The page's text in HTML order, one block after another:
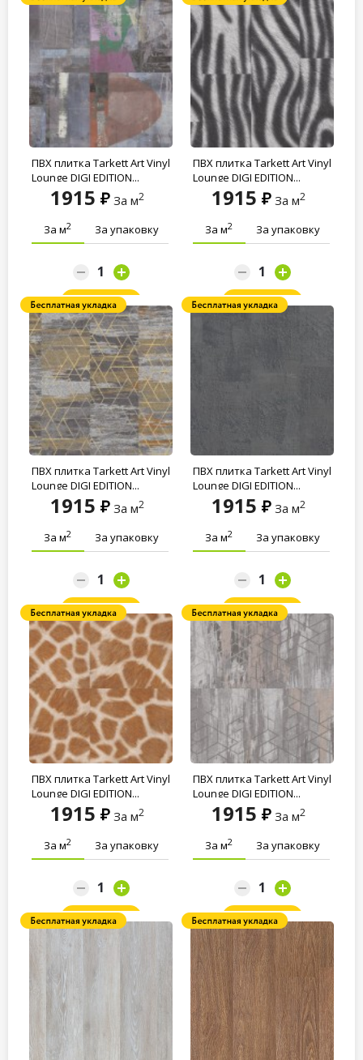
ПВХ плитка Tarkett Art Vinyl
Lounge DIGI EDITION...
1915 За м2
За м2 За упаковку
Заказать
ПВХ плитка Tarkett Art Vinyl
Lounge DIGI EDITION...
1915 За м2
За м2 За упаковку
Заказать
ПВХ плитка Tarkett Art Vinyl
Lounge DIGI EDITION...
1915 За м2
За м2 За упаковку
Заказать
ПВХ плитка Tarkett Art Vinyl
Lounge DIGI EDITION...
1915 За м2
За м2 За упаковку
Заказать
ПВХ плитка Tarkett Art Vinyl
Lounge DIGI EDITION...
1915 За м2
За м2 За упаковку
Заказать
ПВХ плитка Tarkett Art Vinyl
Lounge DIGI EDITION...
1915 За м2
За м2 За упаковку
Заказать